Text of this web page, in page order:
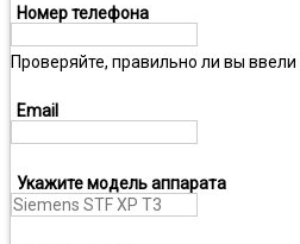
Номер телефона
Проверяйте, правильно ли вы
Email
Укажите модель аппарата